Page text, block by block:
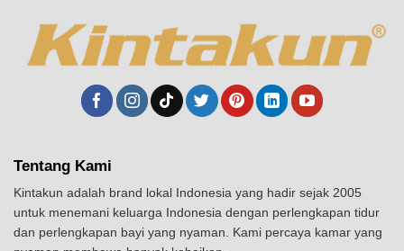
Tentang Kami
Kintakun adalah brand lokal Indonesia yang hadir sejak 2005
untuk menemani keluarga Indonesia dengan perlengkapan tidur
dan perlengkapan bayi yang nyaman. Kami percaya kamar yang
nyaman membawa banyak kebaikan.